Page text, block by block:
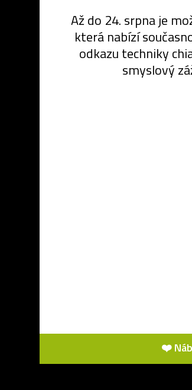
Až do 24. srpna je
která nabízí
odkazu techniky
smyslový
❤️